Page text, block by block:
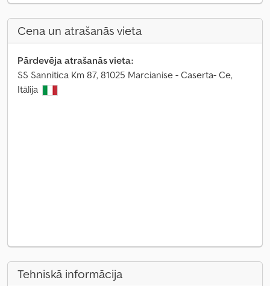
Cena un atrašanās vieta
Pārdevēja atrašanās vieta:
SS Sannitica Km 87, 81025 Marcianise - Caserta- Ce,
Itālija
Tehniskā informācija